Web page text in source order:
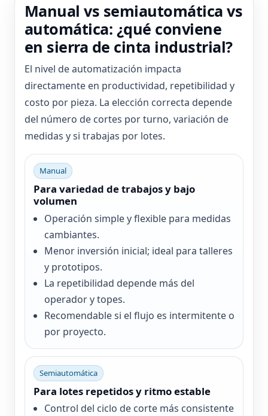
Manual vs semiautomática vs
automática: ¿qué conviene
en sierra de cinta industrial?
El nivel de automatización impacta
directamente en productividad, repetibilidad y
costo por pieza. La elección correcta depende
del número de cortes por turno, variación de
medidas y si trabajas por lotes.
Manual
Para variedad de trabajos y bajo
volumen
Operación simple y flexible para medidas
cambiantes.
Menor inversión inicial; ideal para talleres
y prototipos.
La repetibilidad depende más del
operador y topes.
Recomendable si el flujo es intermitente o
por proyecto.
Semiautomática
Para lotes repetidos y ritmo estable
Control del ciclo de corte más consistente